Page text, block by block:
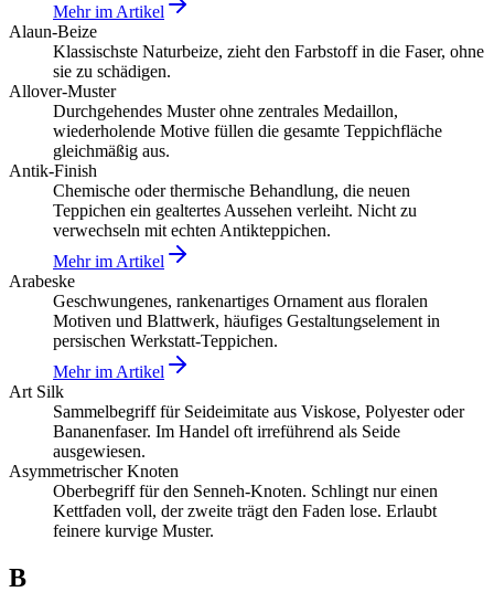
Mehr im Artikel
Alaun-Beize
Klassischste Naturbeize, zieht den Farbstoff in die Faser, ohne
sie zu schädigen.
Allover-Muster
Durchgehendes Muster ohne zentrales Medaillon,
wiederholende Motive füllen die gesamte Teppichfläche
gleichmäßig aus.
Antik-Finish
Chemische oder thermische Behandlung, die neuen
Teppichen ein gealtertes Aussehen verleiht. Nicht zu
verwechseln mit echten Antikteppichen.
Mehr im Artikel
Arabeske
Geschwungenes, rankenartiges Ornament aus floralen
Motiven und Blattwerk, häufiges Gestaltungselement in
persischen Werkstatt-Teppichen.
Mehr im Artikel
Art Silk
Sammelbegriff für Seideimitate aus Viskose, Polyester oder
Bananenfaser. Im Handel oft irreführend als Seide
ausgewiesen.
Asymmetrischer Knoten
Oberbegriff für den Senneh-Knoten. Schlingt nur einen
Kettfaden voll, der zweite trägt den Faden lose. Erlaubt
feinere kurvige Muster.
B